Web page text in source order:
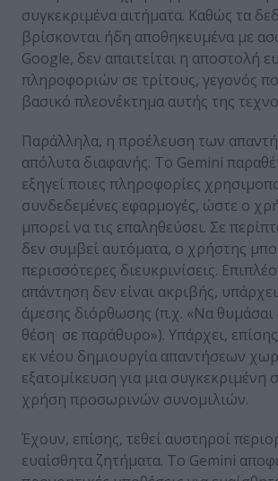
συγκεκριμένα αιτήματα. Καθώς τα
βρίσκονται ήδη αποθηκευμένα με
Google, δεν απαιτείται η αποστολή
πληροφοριών σε τρίτους, γεγονός
βασικό πλεονέκτημα αυτής της
Παράλληλα, η προέλευση των
απόλυτα διαφανής. Το Gemini
εξηγεί ποιες πληροφορίες
συνδεδεμένες εφαρμογές, ώστε ο
μπορεί να τις επαληθεύσει. Σε
δεν συμβεί αυτόματα, ο χρήστης
περισσότερες διευκρινίσεις.
απάντηση δεν είναι ακριβής,
άμεσης διόρθωσης (π.χ. «Να θυμάσαι
θέση σε παράθυρο»). Υπάρχει,
εκ νέου δημιουργία απαντήσεων
εξατομίκευση για μια συγκεκριμένη
χρήση προσωρινών συνομιλιών.
Έχουν, επίσης, τεθεί αυστηροί
ευαίσθητα ζητήματα. Το Gemini